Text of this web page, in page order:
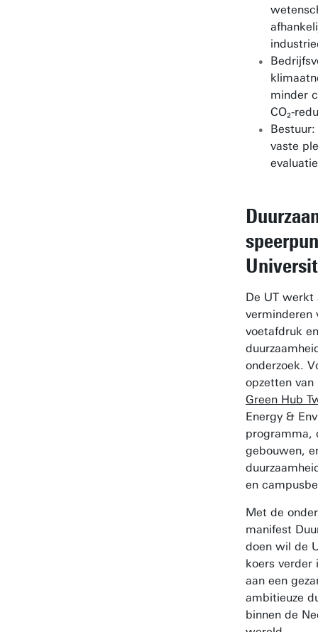
minder
CO₂-
vaste
De UT werkt
verminderen
voetafdruk
onderzoek.
opzetten
Green Hub
Energy &
programma,
gebouwen,
en
Met de
manifest
doen wil de
koers verder
aan een
ambitieuze
binnen de